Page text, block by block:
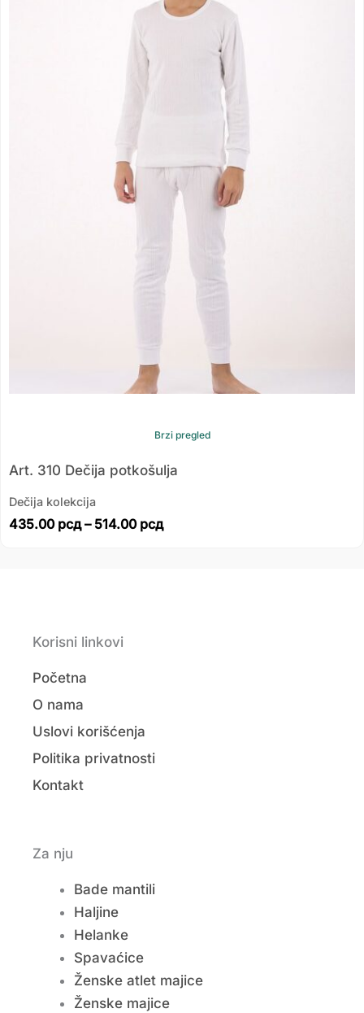
Brzi pregled
Art. 310 Dečija potkošulja
Dečija kolekcija
435.00 рсд – 514.00 рсд
514.00 рсд
Korisni linkovi
Početna
O nama
Uslovi korišćenja
Politika privatnosti
Kontakt
Za nju
Bade mantili
Haljine
Helanke
Spavaćice
Ženske atlet majice
Ženske majice